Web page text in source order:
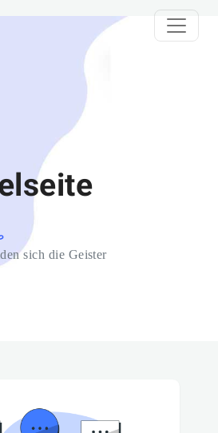
sich die Geister